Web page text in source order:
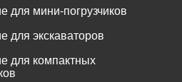
для мини-погрузчиков
для экскаваторов
для компактных